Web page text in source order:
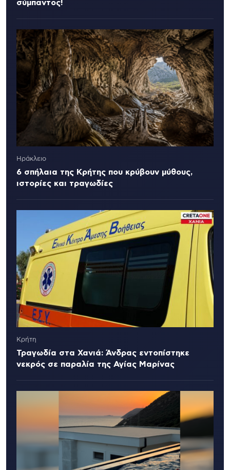
σύμπαντος!
Ηράκλειο
6 σπήλαια της Κρήτης που κρύβουν μύθους,
ιστορίες και τραγωδίες
Κρήτη
Τραγωδία στα Χανιά: Άνδρας εντοπίστηκε
νεκρός σε παραλία της Αγίας Μαρίνας